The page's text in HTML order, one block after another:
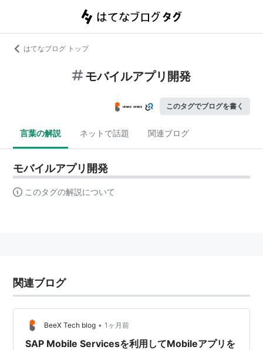
はてなブログ トップ
モバイルアプリ開発
このタグでブログを書く
言葉の解説 ネットで話題 関連ブログ
モバイルアプリ開発
このタグの解説について
関連ブログ
BeeX Tech blog • 1ヶ月前
SAP Mobile Servicesを利用してMobileアプリを